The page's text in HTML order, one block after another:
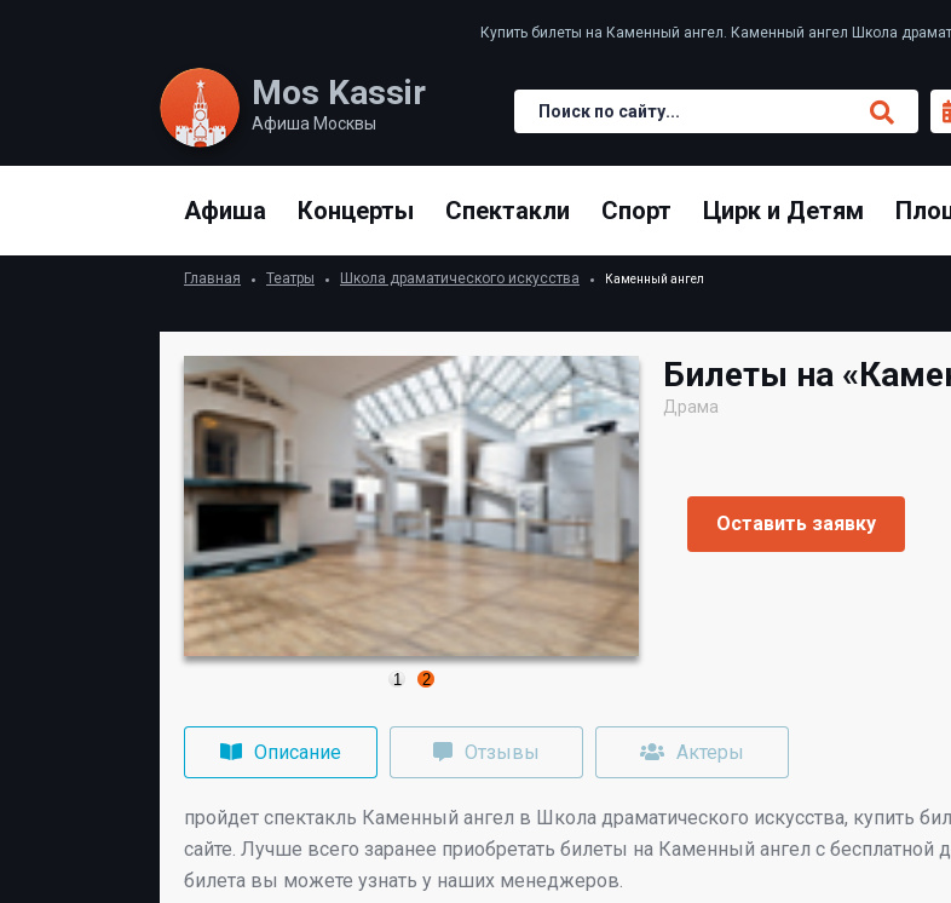
Mos Kassir
Афиша Москвы
Купить билеты на Каменный ангел. Каменный ангел Школа
Афиша Концерты Спектакли Спорт Цирк и Детям
Главная Театры Школа драматического искусства Каменный ангел
1 2
Билеты на
Драма
Оставить заявку
Описание Отзывы Актеры
пройдет спектакль Каменный ангел в Школа драматического искусства, купить
сайте. Лучше всего заранее приобретать билеты на Каменный ангел с
билета вы можете узнать у наших менеджеров.